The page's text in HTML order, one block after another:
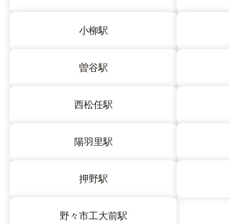
小柳駅
曽谷駅
西松任駅
陽羽里駅
押野駅
野々市工大前駅